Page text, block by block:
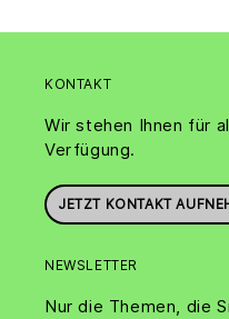
KONTAKT
Wir stehen Ihnen für
Verfügung.
JETZT KONTAKT
NEWSLETTER
Nur die Themen, die